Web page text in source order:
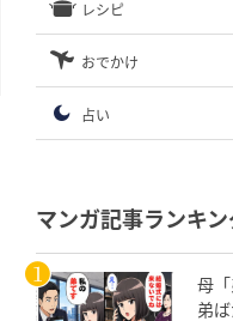
レシピ
おでかけ
占い
マンガ記事ランキン
母「
弟